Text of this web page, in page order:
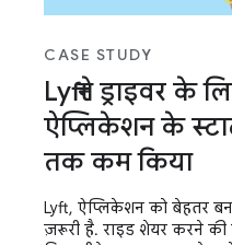
CASE STUDY
Lyft ने ड्राइवर के
ऐप्लिकेशन के
तक कम किया
Lyft, ऐप्लिकेशन को बेहतर
ज़रूरी है. राइड शेयर करने